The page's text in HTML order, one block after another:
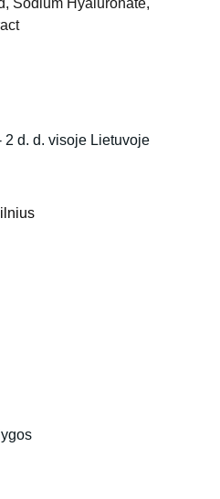
Sodium Hyaluronate,
2 d. d. visoje Lietuvoje